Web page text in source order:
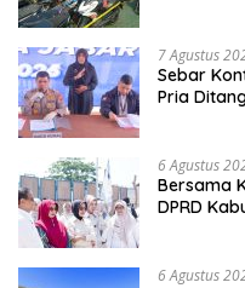
7 Agustus
Sebar
Pria
6 Agustus
Bersama
DPRD
6 Agustus